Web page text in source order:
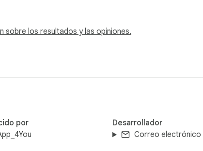
directamente dentro de la extensión. EasyLoad incluye
sobre los resultados y las opiniones.
por
Desarrollador
Correo electrónico